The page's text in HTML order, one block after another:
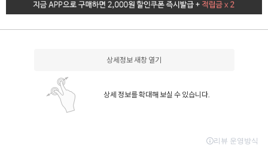
상세정보 새창 열기
상세 정보를 확대해 보실 수 있습니다.